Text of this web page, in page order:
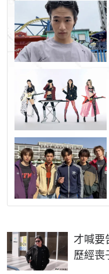
才喊要
歷經